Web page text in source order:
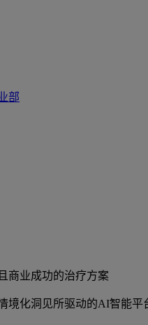
部
商业成功的治疗方案
境化洞见所驱动的AI智能